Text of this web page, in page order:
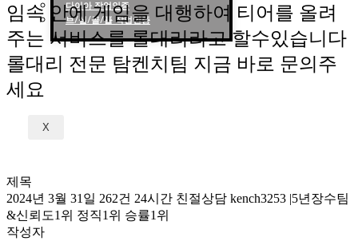
다이아 작업인증
브/실/골/플 작업인증
X
임속 안에 게임을 대행하여 티어를 올려
주는 서비스를 롤대리라고 할수있습니다
롤대리 전문 탐켄치팀 지금 바로 문의주
세요
제목
2024년 3월 31일 262건 24시간 친절상담 kench3253 |5년장수팀
&신뢰도1위 정직1위 승률1위
작성자